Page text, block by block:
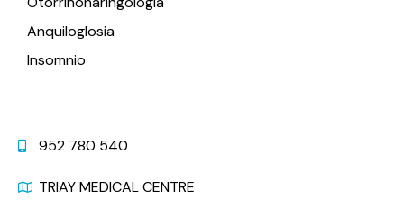
Anquiloglosia
Insomnio
952 780 540
TRIAY MEDICAL CENTRE